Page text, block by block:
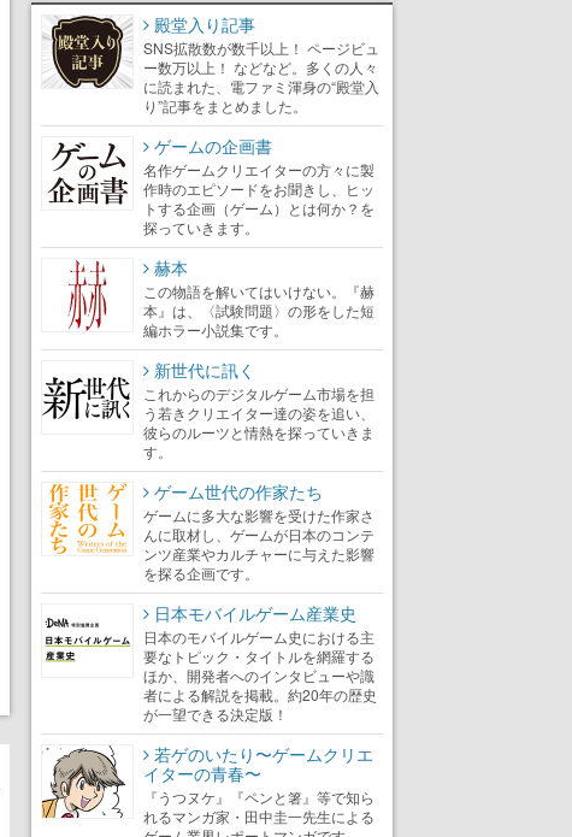
殿堂入り記事
SNS拡散数が数千以上！ ページビュ
ー数万以上！ などなど。多くの人々
に読まれた、電ファミ渾身の“殿堂入
り”記事をまとめました。
ゲームの企画書
名作ゲームクリエイターの方々に製
作時のエピソードをお聞きし、ヒッ
トする企画（ゲーム）とは何か？を
探っていきます。
赫本
この物語を解いてはいけない。『赫
本』は、〈試験問題〉の形をした短
編ホラー小説集です。
新世代に訊く
これからのデジタルゲーム市場を担
う若きクリエイター達の姿を追い、
彼らのルーツと情熱を探っていきま
す。
ゲーム世代の作家たち
ゲームに多大な影響を受けた作家さ
んに取材し、ゲームが日本のコンテ
ンツ産業やカルチャーに与えた影響
を探る企画です。
日本モバイルゲーム産業史
日本のモバイルゲーム史における主
要なトピック・タイトルを網羅する
ほか、開発者へのインタビューや識
者による解説を掲載。約20年の歴史
が一望できる決定版！
若ゲのいたり〜ゲームクリエ
イターの青春〜
『うつヌケ』『ペンと箸』等で知ら
れるマンガ家・田中圭一先生による